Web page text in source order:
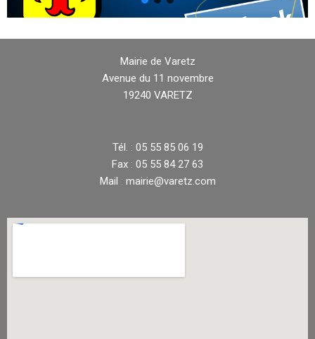
Mairie de Varetz
Avenue du 11 novembre
19240 VARETZ
Tél. : 05 55 85 06 19
Fax : 05 55 84 27 63
Mail : mairie@varetz.com